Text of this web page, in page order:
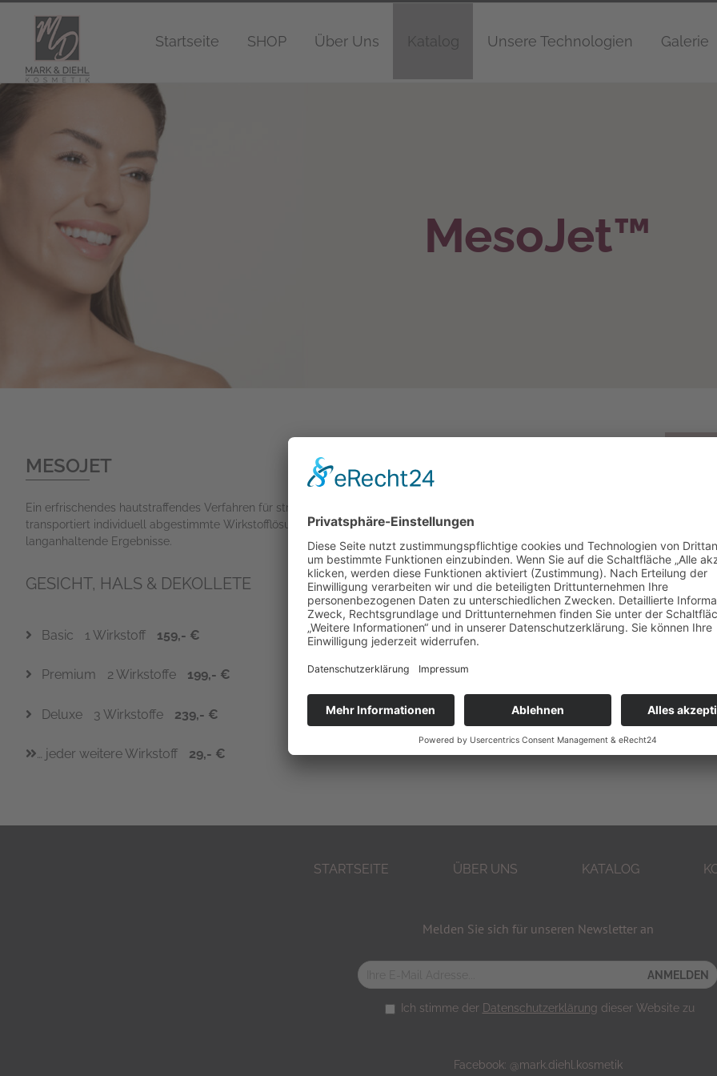
springen
Startseite SHOP Über Uns Katalog Unsere Technologien Galerie
MesoJet™
MESOJET
Ein erfrischendes hautstraffendes Verfahren für strahlende Haut. MesoJet™ Hydroporations-Technologie
transportiert individuell abgestimmte Wirkstofflösungen bis in tiefe Hautschichten und erzielt sofortige und
langanhaltende Ergebnisse.
GESICHT, HALS & DEKOLLETE
Basic 1 Wirkstoff 159,- €
Premium 2 Wirkstoffe 199,- €
Deluxe 3 Wirkstoffe 239,- €
… jeder weitere Wirkstoff 29,- €
STARTSEITE ÜBER UNS KATALOG
Melden Sie sich für unseren Newsletter an
Ich stimme der Datenschutzerklärung dieser Website zu
Facebook: @mark.diehl.kosmetik